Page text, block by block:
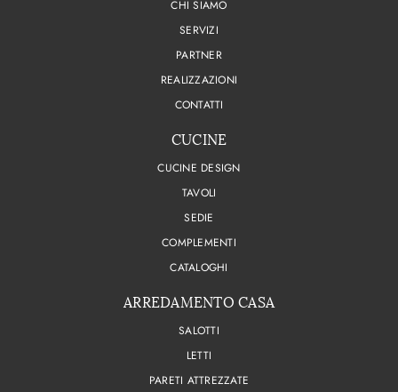
CHI SIAMO
SERVIZI
PARTNER
REALIZZAZIONI
CONTATTI
CUCINE
CUCINE DESIGN
TAVOLI
SEDIE
COMPLEMENTI
CATALOGHI
ARREDAMENTO CASA
SALOTTI
LETTI
PARETI ATTREZZATE